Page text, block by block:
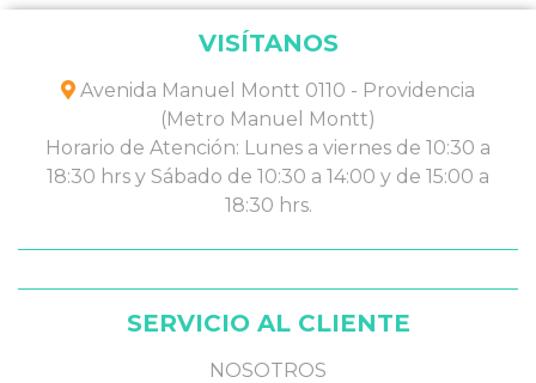
VISÍTANOS
Avenida Manuel Montt 0110 - Providencia
(Metro Manuel Montt)
Horario de Atención: Lunes a viernes de 10:30 a
18:30 hrs y Sábado de 10:30 a 14:00 y de 15:00 a
18:30 hrs.
SERVICIO AL CLIENTE
NOSOTROS